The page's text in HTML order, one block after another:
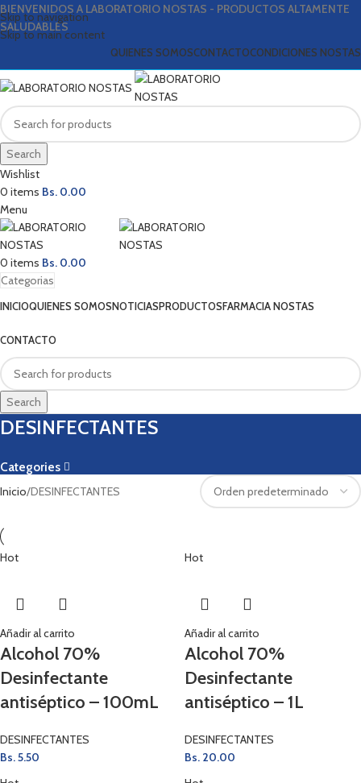
Skip to navigation
Skip to main content
BIENVENIDOS A LABORATORIO NOSTAS - PRODUCTOS ALTAMENTE
SALUDABLES
QUIENES SOMOSCONTACTOCONDICIONES NOSTAS
Search
Wishlist
0 items Bs. 0.00
Menu
0 items Bs. 0.00
Categorias
INICIOQUIENES SOMOSNOTICIASPRODUCTOSFARMACIA NOSTAS
CONTACTO
Search
DESINFECTANTES
Categories
Inicio DESINFECTANTES
Hot
Añadir al carrito
Alcohol 70%
Desinfectante
antiséptico – 100mL
DESINFECTANTES
Bs.5.50
Hot
Añadir al carrito
Alcohol 70%
Desinfectante
antiséptico – 1L
DESINFECTANTES
Bs. 20.00